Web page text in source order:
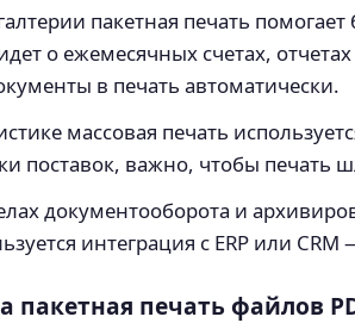
пакетная печать
о ежемесячных счетах,
в печать автоматически.
массовая печать
поставок, важно, чтобы печать
документооборота и
интеграция с ERP или
пакетная печать файлов